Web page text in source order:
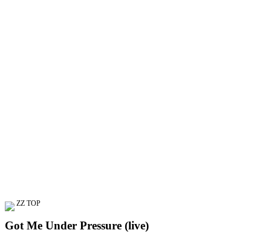
ZZ TOP
Got Me Under Pressure (live)